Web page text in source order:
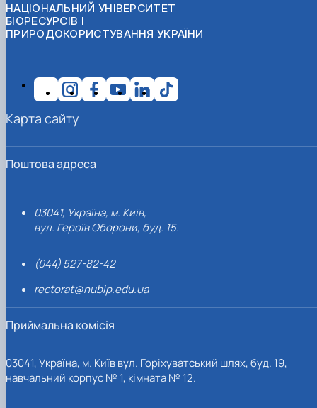
НАЦІОНАЛЬНИЙ УНІВЕРСИТЕТ
БІОРЕСУРСІВ І
ПРИРОДОКОРИСТУВАННЯ УКРАЇНИ
Поштова адреса
03041, Україна, м. Київ,
вул. Героїв Оборони, буд. 15.
(044) 527-82-42
rectorat@nubip.edu.ua
Приймальна комісія
03041, Україна, м. Київ вул. Горіхуватський шлях, буд. 19,
навчальний корпус № 1, кімната № 12.
Карта сайту